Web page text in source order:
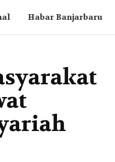
Habar Banjarbaru